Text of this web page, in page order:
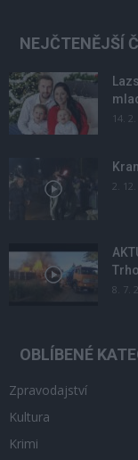
NEJČTENĚJŠÍ
14.
2.
8. 7.
OBLÍBENÉ
Zpravodajství
Kultura
Krimi